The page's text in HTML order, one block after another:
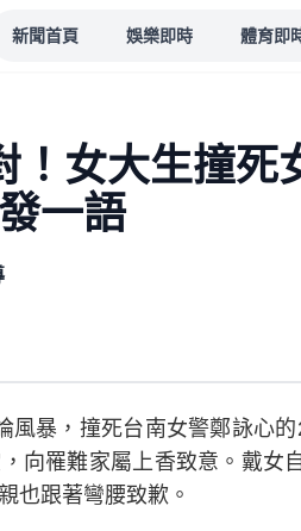
新聞首頁 娛樂即時 體育即
！女大生撞
一語
風暴，撞死台南女警鄭詠心
向罹難家屬上香致意。戴
也跟著彎腰致歉。